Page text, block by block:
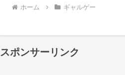
ホーム ギャルゲー
スポンサーリンク